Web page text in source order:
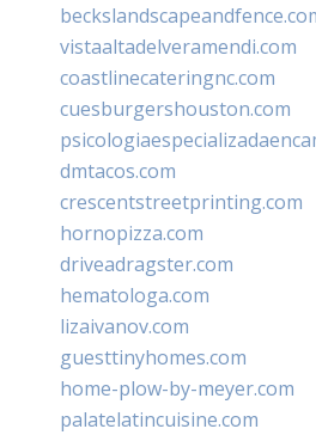
vistaaltadelveramendi.com
coastlinecateringnc.com
cuesburgershouston.com
dmtacos.com
crescentstreetprinting.com
hornopizza.com
driveadragster.com
hematologa.com
lizaivanov.com
guesttinyhomes.com
home-plow-by-meyer.com
palatelatincuisine.com